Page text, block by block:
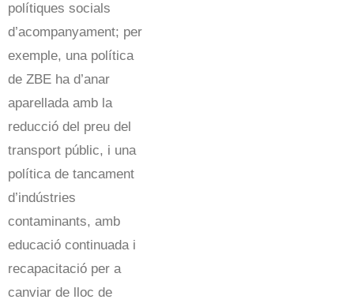
polítiques socials
d’acompanyament; per
exemple, una política
de ZBE ha d’anar
aparellada amb la
reducció del preu del
transport públic, i una
política de tancament
d’indústries
contaminants, amb
educació continuada i
recapacitació per a
canviar de lloc de